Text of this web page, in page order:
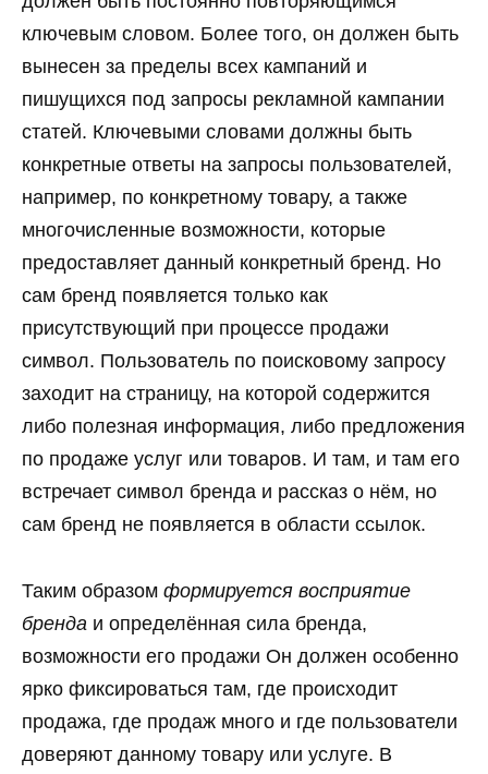
ключевым словом. Более того, он должен быть
вынесен за пределы всех кампаний и
пишущихся под запросы рекламной кампании
статей. Ключевыми словами должны быть
конкретные ответы на запросы пользователей,
например, по конкретному товару, а также
многочисленные возможности, которые
предоставляет данный конкретный бренд. Но
сам бренд появляется только как
присутствующий при процессе продажи
символ. Пользователь по поисковому запросу
заходит на страницу, на которой содержится
либо полезная информация, либо предложения
по продаже услуг или товаров. И там, и там его
встречает символ бренда и рассказ о нём, но
сам бренд не появляется в области ссылок.
Таким образом формируется восприятие
бренда и определённая сила бренда,
возможности его продажи Он должен особенно
ярко фиксироваться там, где происходит
продажа, где продаж много и где пользователи
доверяют данному товару или услуге. В